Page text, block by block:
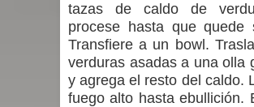
tazas de caldo de
procese hasta que quede
Transfiere a un bowl.
verduras asadas a una olla
y agrega el resto del caldo.
fuego alto hasta ebullición.